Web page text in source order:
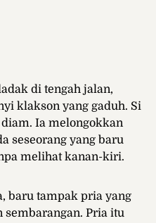
di tengah jalan,
klakson yang gaduh. Si
Ia melongokkan
seseorang yang baru
melihat kanan-kiri.
baru tampak pria yang
sembarangan. Pria itu